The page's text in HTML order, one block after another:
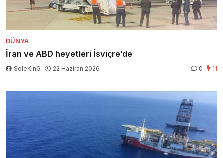
DÜNYA
İran ve ABD heyetleri İsviçre’de
SoleKinG 22 Haziran 2026 0 11